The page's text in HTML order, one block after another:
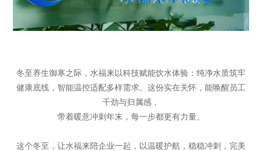
冬至养生御寒之际，水福来以科技赋能饮水体验：纯净水质筑牢
健康底线，智能温控适配多样需求。这份实在关怀，能唤醒员工
干劲与归属感，
带着暖意冲刺年末，每一步都更有力量。
这个冬至，让水福来陪企业一起，以温暖护航，稳稳冲刺，完美